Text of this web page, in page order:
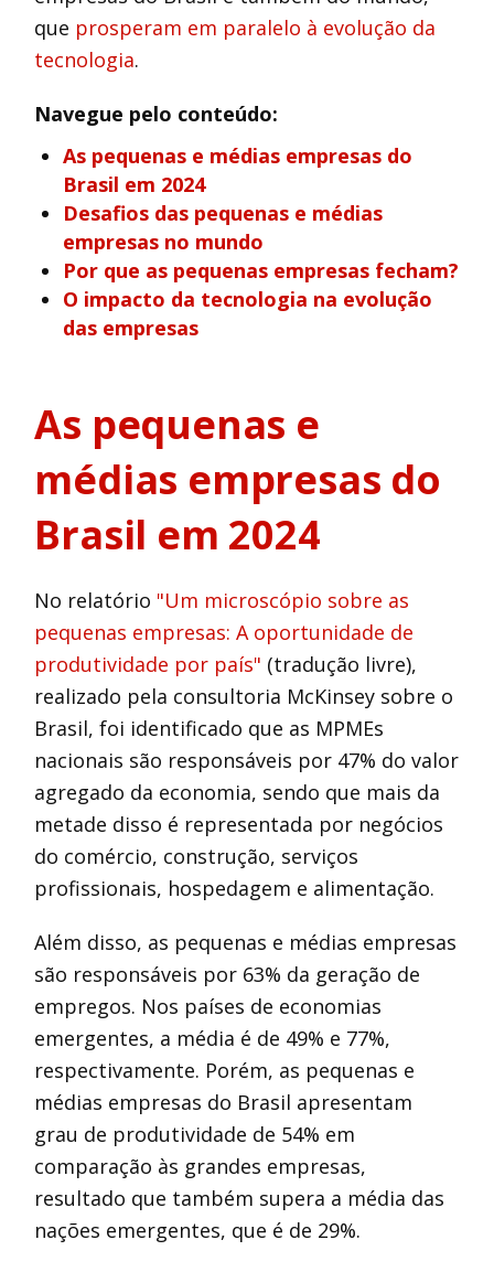
que prosperam em paralelo à evolução da
tecnologia.
Navegue pelo conteúdo:
As pequenas e médias empresas do
Brasil em 2024
Desafios das pequenas e médias
empresas no mundo
Por que as pequenas empresas fecham?
O impacto da tecnologia na evolução
das empresas
As pequenas e
médias empresas do
Brasil em 2024
No relatório "Um microscópio sobre as
pequenas empresas: A oportunidade de
produtividade por país" (tradução livre),
realizado pela consultoria McKinsey sobre o
Brasil, foi identificado que as MPMEs
nacionais são responsáveis por 47% do valor
agregado da economia, sendo que mais da
metade disso é representada por negócios
do comércio, construção, serviços
profissionais, hospedagem e alimentação.
Além disso, as pequenas e médias empresas
são responsáveis por 63% da geração de
empregos. Nos países de economias
emergentes, a média é de 49% e 77%,
respectivamente. Porém, as pequenas e
médias empresas do Brasil apresentam
grau de produtividade de 54% em
comparação às grandes empresas,
resultado que também supera a média das
nações emergentes, que é de 29%.